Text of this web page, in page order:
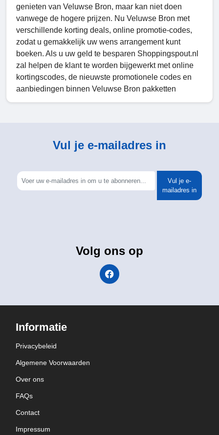
genieten van Veluwse Bron, maar kan niet doen
vanwege de hogere prijzen. Nu Veluwse Bron met
verschillende korting deals, online promotie-codes,
zodat u gemakkelijk uw wens arrangement kunt
boeken. Als u uw geld te besparen Shoppingspout.nl
zal helpen de klant te worden bijgewerkt met online
kortingscodes, de nieuwste promotionele codes en
aanbiedingen binnen Veluwse Bron pakketten
Vul je e-mailadres in
Vul je e-
mailadres in
Volg ons op
Informatie
Privacybeleid
Algemene Voorwaarden
Over ons
FAQs
Contact
Impressum